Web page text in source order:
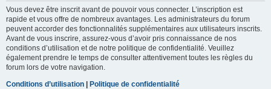
Vous devez être inscrit avant de pouvoir vous connecter. L’inscription est
rapide et vous offre de nombreux avantages. Les administrateurs du forum
peuvent accorder des fonctionnalités supplémentaires aux utilisateurs inscrits.
Avant de vous inscrire, assurez-vous d’avoir pris connaissance de nos
conditions d’utilisation et de notre politique de confidentialité. Veuillez
également prendre le temps de consulter attentivement toutes les règles du
forum lors de votre navigation.
Conditions d’utilisation | Politique de confidentialité